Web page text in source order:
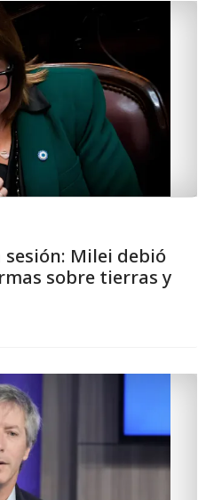
Milei debió
sobre tierras y